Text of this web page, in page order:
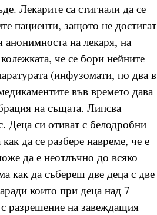
Лекарите са стигнали да се
пациенти, защото не достигат
на лекаря, на
че се бори нейните
(инфузомати, по два в
във времето дава
на същата. Липсва
Деца си отиват с белодробни
да се разбере навреме, че е
да е неотлъчно до всяко
как да събереш две деца с две
които при деца над 7
разрешение на завеждащия